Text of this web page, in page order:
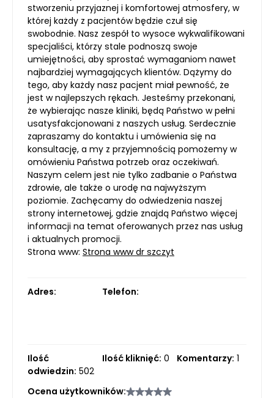
stworzeniu przyjaznej i komfortowej atmosfery, w
której każdy z pacjentów będzie czuł się
swobodnie. Nasz zespół to wysoce wykwalifikowani
specjaliści, którzy stale podnoszą swoje
umiejętności, aby sprostać wymaganiom nawet
najbardziej wymagających klientów. Dążymy do
tego, aby każdy nasz pacjent miał pewność, że
jest w najlepszych rękach. Jesteśmy przekonani,
że wybierając nasze kliniki, będą Państwo w pełni
usatysfakcjonowani z naszych usług. Serdecznie
zapraszamy do kontaktu i umówienia się na
konsultację, a my z przyjemnością pomożemy w
omówieniu Państwa potrzeb oraz oczekiwań.
Naszym celem jest nie tylko zadbanie o Państwa
zdrowie, ale także o urodę na najwyższym
poziomie. Zachęcamy do odwiedzenia naszej
strony internetowej, gdzie znajdą Państwo więcej
informacji na temat oferowanych przez nas usług
i aktualnych promocji.
Strona www: Strona www dr szczyt
Adres: Telefon:
Ilość
odwiedzin: 502
Ilość kliknięć: 0 Komentarzy: 1
Ocena użytkowników: